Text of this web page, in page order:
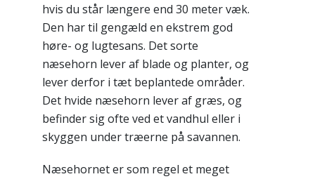
hvis du står længere end 30 meter væk.
Den har til gengæld en ekstrem god
høre- og lugtesans. Det sorte
næsehorn lever af blade og planter, og
lever derfor i tæt beplantede områder.
Det hvide næsehorn lever af græs, og
befinder sig ofte ved et vandhul eller i
skyggen under træerne på savannen.
Næsehornet er som regel et meget